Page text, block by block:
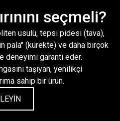
seçmeli?
usulü, tepsi pidesi (tava),
pala" (kürekte) ve daha birçok
deneyimi garanti eder.
taşıyan, yenilikçi
sahip bir ürün.